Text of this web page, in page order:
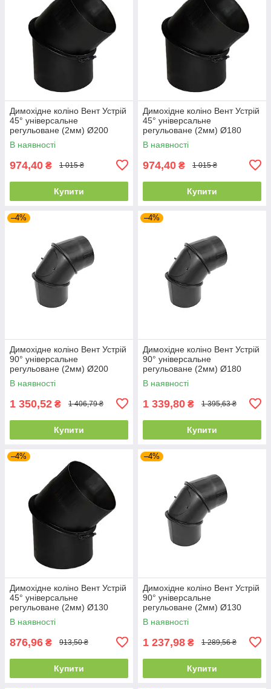
Димохідне коліно Вент Устрій
45° універсальне
регульоване (2мм) Ø200
В наявності
974,40 ₴ 1 015 ₴
Купити
Димохідне коліно Вент Устрій
45° універсальне
регульоване (2мм) Ø180
В наявності
974,40 ₴ 1 015 ₴
Купити
–4%
Димохідне коліно Вент Устрій
90° універсальне
регульоване (2мм) Ø200
В наявності
1 350,52 ₴ 1 406,79 ₴
Купити
–4%
Димохідне коліно Вент Устрій
90° універсальне
регульоване (2мм) Ø180
В наявності
1 339,80 ₴ 1 395,63 ₴
Купити
–4%
Димохідне коліно Вент Устрій
45° універсальне
регульоване (2мм) Ø130
В наявності
876,96 ₴ 913,50 ₴
Купити
–4%
Димохідне коліно Вент Устрій
90° універсальне
регульоване (2мм) Ø130
В наявності
1 237,98 ₴ 1 289,56 ₴
Купити